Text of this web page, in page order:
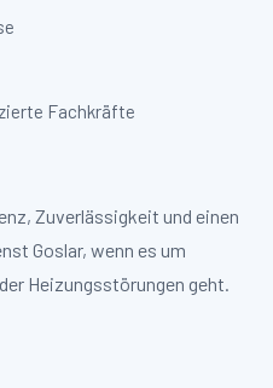
Fachkräfte
Zuverlässigkeit und einen
Goslar, wenn es um
Heizungsstörungen geht.